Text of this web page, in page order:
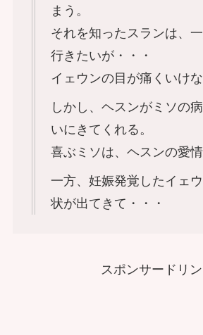
まう。
それを知ったスランは、
行きたいが・・・
イェウンの目が痛くいけな
しかし、ヘスンがミソの
いにきてくれる。
喜ぶミソは、ヘスンの愛情
一方、妊娠発覚したイェ
状が出てきて・・・
スポンサードリン